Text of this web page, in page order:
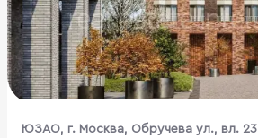
ЮЗАО, г. Москва, Обручева ул., вл. 23